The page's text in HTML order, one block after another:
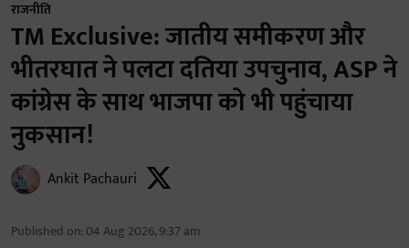
राजनीति
TM Exclusive: जातीय समीकरण और
भीतरघात ने पलटा दतिया उपचुनाव, ASP ने
कांग्रेस के साथ भाजपा को भी पहुंचाया
नुकसान!
Ankit Pachauri
Published on: 04 Aug 2026, 9:37 am